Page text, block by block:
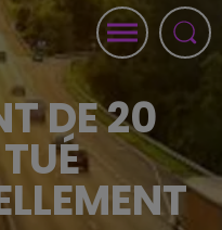
DE 20